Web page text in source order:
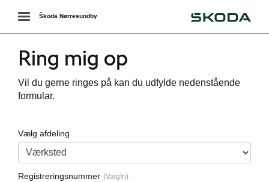
Toggle
navigation
Škoda Nørresundby
Ring mig op
Vil du gerne ringes på kan du udfylde nedenstående
formular.
Vælg afdeling
Registreringsnummer